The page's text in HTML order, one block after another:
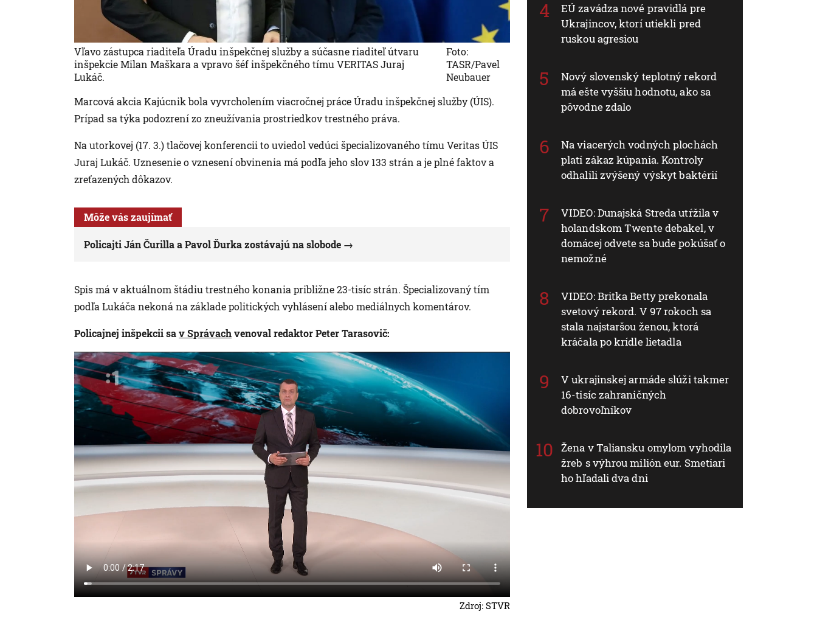
Vľavo zástupca riaditeľa Úradu inšpekčnej služby a súčasne riaditeľ útvaru
inšpekcie Milan Maškara a vpravo šéf inšpekčného tímu VERITAS Juraj
Lukáč.
Foto:
TASR/Pavel
Neubauer
Marcová akcia Kajúcnik bola vyvrcholením viacročnej práce Úradu inšpekčnej služby (ÚIS).
Prípad sa týka podozrení zo zneužívania prostriedkov trestného práva.
Na utorkovej (17. 3.) tlačovej konferencii to uviedol vedúci špecializovaného tímu Veritas ÚIS
Juraj Lukáč. Uznesenie o vznesení obvinenia má podľa jeho slov 133 strán a je plné faktov a
zreťazených dôkazov.
Môže vás zaujímať
Policajti Ján Čurilla a Pavol Ďurka zostávajú na slobode
Spis má v aktuálnom štádiu trestného konania približne 23-tisíc strán. Špecializovaný tím
podľa Lukáča nekoná na základe politických vyhlásení alebo mediálnych komentárov.
Policajnej inšpekcii sav Správachvenoval redaktor Peter Tarasovič:
Zdroj: STVR
EÚ zavádza nové pravidlá pre
Ukrajincov, ktorí utiekli pred
ruskou agresiou
Nový slovenský teplotný rekord
má ešte vyššiu hodnotu, ako sa
pôvodne zdalo
Na viacerých vodných plochách
platí zákaz kúpania. Kontroly
odhalili zvýšený výskyt baktérií
VIDEO: Dunajská Streda utŕžila v
holandskom Twente debakel, v
domácej odvete sa bude pokúšať o
nemožné
VIDEO: Britka Betty prekonala
svetový rekord. V 97 rokoch sa
stala najstaršou ženou, ktorá
kráčala po krídle lietadla
V ukrajinskej armáde slúži takmer
16-tisíc zahraničných
dobrovoľníkov
Žena v Taliansku omylom vyhodila
žreb s výhrou milión eur. Smetiari
ho hľadali dva dni